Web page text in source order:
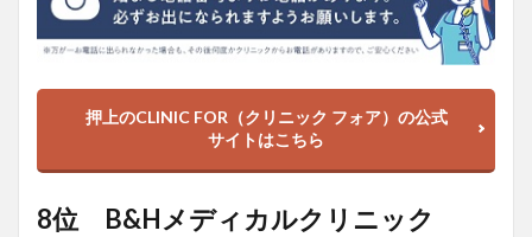
押上のCLINIC FOR（クリニック フォア）の公式
サイトはこちら
8位 B&Hメディカルクリニック